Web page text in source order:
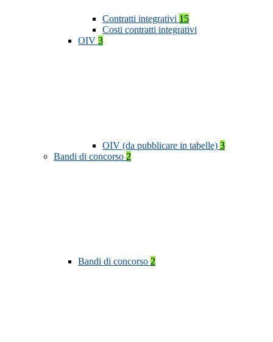
Contratti integrativi 15
Costi contratti integrativi
OIV 3
OIV (da pubblicare in tabelle) 3
Bandi di concorso 2
Bandi di concorso 2